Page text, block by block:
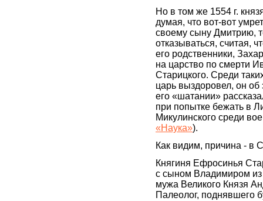
Но в том же 1554 г.
думая, что вот-вот
своему сыну Дмитрию,
отказываться, считая,
его родственники,
на царство по смерти
Старицкого. Среди
царь выздоровел, он
его «шатании»
при попытке бежать в
Микулинского среди
«Наука»).
Как видим, причина - в
Княгиня Ефросинья
с сыном Владимиром из
мужа Великого Князя
Палеолог, поднявшего